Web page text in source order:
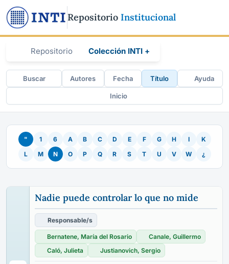
Repositorio Institucional
Repositorio Colección INTI +
Buscar Autores Fecha Título Ayuda
Inicio
" 1 6 A B C D E F G H I
K
L
M N O P Q R S T U V W ¿
Nadie puede controlar lo que no mide
Responsable/s
Bernatene, María del Rosario
Canale, Guillermo
Caló, Julieta
Justianovich, Sergio